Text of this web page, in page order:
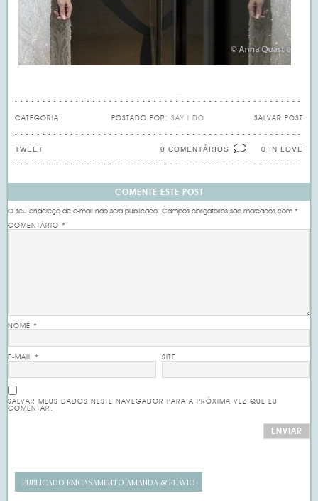
CATEGORIA: SALVAR POST
POSTADO POR: SAY I DO
0 IN LOVE
0 COMENTÁRIOS
TWEET
COMENTE ESTE POST
O seu endereço de e-mail não será publicado. Campos obrigatórios são marcados com*
COMENTÁRIO*
NOME*
E-MAIL* SITE
SALVAR MEUS DADOS NESTE NAVEGADOR PARA A PRÓXIMA VEZ QUE EU
COMENTAR.
PUBLICADO EMCASAMENTO AMANDA & FLÁVIO